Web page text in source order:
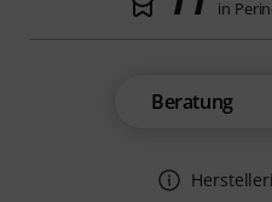
in
Beratung